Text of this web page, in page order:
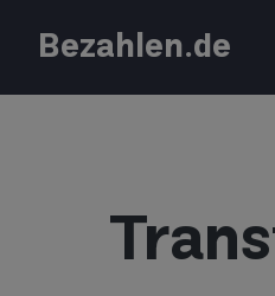
Bezahlen.de